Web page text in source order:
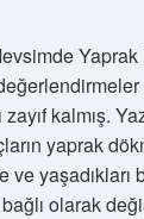
Yaprak
kalmış.
yaprak
ve yaşadıkları
olarak